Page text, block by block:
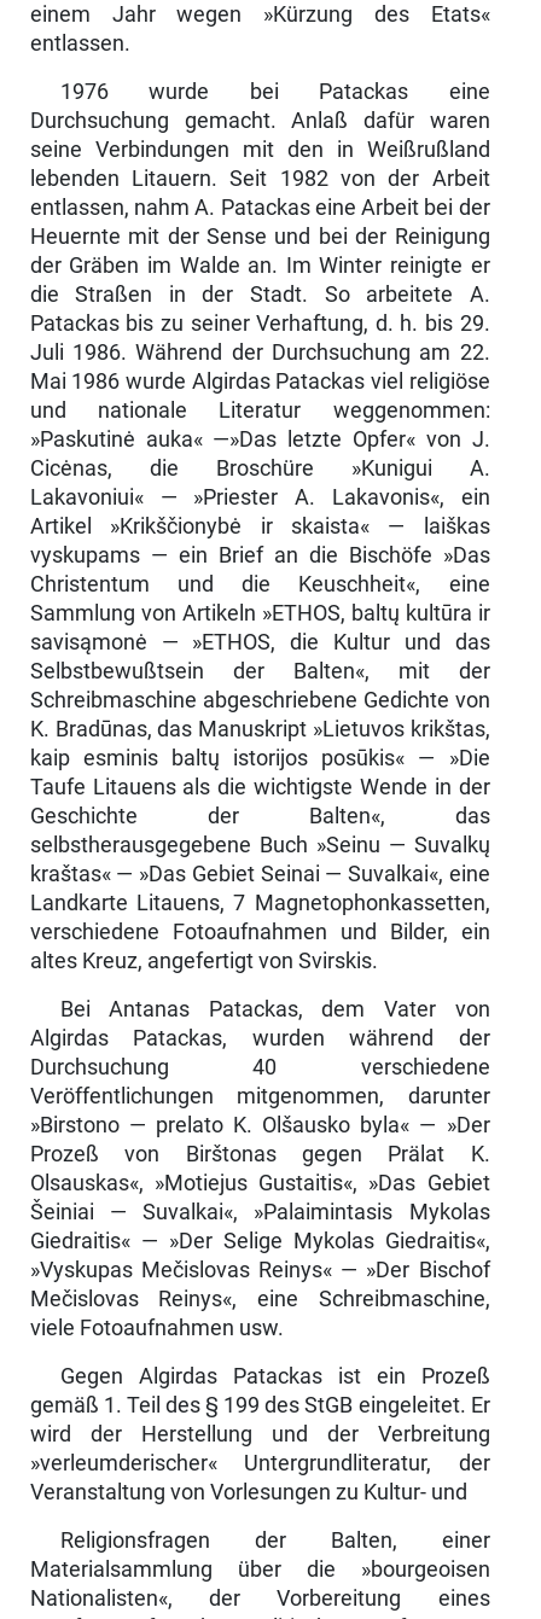
einem Jahr wegen »Kürzung des Etats«
entlassen.
1976 wurde bei Patackas eine
Durchsuchung gemacht. Anlaß dafür waren
seine Verbindungen mit den in Weißrußland
lebenden Litauern. Seit 1982 von der Arbeit
entlassen, nahm A. Patackas eine Arbeit bei der
Heuernte mit der Sense und bei der Reinigung
der Gräben im Walde an. Im Winter reinigte er
die Straßen in der Stadt. So arbeitete A.
Patackas bis zu seiner Verhaftung, d. h. bis 29.
Juli 1986. Während der Durchsuchung am 22.
Mai 1986 wurde Algirdas Patackas viel religiöse
und nationale Literatur weg­genommen:
»Paskutinė auka« —»Das letzte Opfer« von J.
Cicėnas, die Broschüre »Kunigui A.
Lakavoniui« — »Priester A. Lakavonis«, ein
Artikel »Krikščionybė ir skaista« — laiškas
vyskupams — ein Brief an die Bischöfe »Das
Christentum und die Keuschheit«, eine
Sammlung von Artikeln »ETHOS, baltų kultūra ir
savisąmonė — »ETHOS, die Kultur und das
Selbstbewußtsein der Balten«, mit der
Schreibmaschine abgeschriebene Ge­dichte von
K. Bradūnas, das Manuskript »Lietuvos krikštas,
kaip esminis baltų istorijos posūkis« — »Die
Taufe Litauens als die wichtigste Wende in der
Geschichte der Balten«, das
selbstherausgegebene Buch »Seinu — Su­valkų
kraštas« — »Das Gebiet Seinai — Suvalkai«, eine
Landkarte Li­tauens, 7 Magnetophonkassetten,
verschiedene Fotoaufnahmen und Bilder, ein
altes Kreuz, angefertigt von Svirskis.
Bei Antanas Patackas, dem Vater von
Algirdas Patackas, wurden während der
Durchsuchung 40 verschiedene
Veröffentlichungen mitgenommen, dar­unter
»Birstono — prelato K. Olšausko byla« — »Der
Prozeß von Birštonas gegen Prälat K.
Olsauskas«, »Motiejus Gustaitis«, »Das Gebiet
Šeiniai — Suvalkai«, »Palaimintasis Mykolas
Giedraitis« — »Der Selige Mykolas Giedraitis«,
»Vyskupas Mečislovas Reinys« — »Der Bischof
Mečislovas Reinys«, eine Schreibmaschine,
viele Fotoaufnahmen usw.
Gegen Algirdas Patackas ist ein Prozeß
gemäß 1. Teil des § 199 des StGB eingeleitet. Er
wird der Herstellung und der Verbreitung
»verleumderischer« Untergrundliteratur, der
Veranstaltung von Vorlesungen zu Kultur- und
Religionsfragen der Balten, einer
Materialsammlung über die »bourgeoisen
Nationalisten«, der Vorbereitung eines